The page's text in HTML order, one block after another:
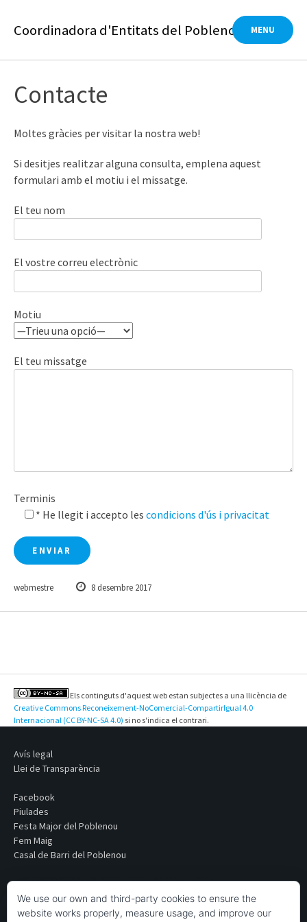
Coordinadora d'Entitats del Poblenou MENU
Contacte
Moltes gràcies per visitar la nostra web!
Si desitjes realitzar alguna consulta, emplena aquest
formulari amb el motiu i el missatge.
El teu nom
El vostre correu electrònic
Motiu
El teu missatge
Terminis
* He llegit i accepto les condicions d'ús i privacitat
webmestre 8 desembre 2017
Els continguts d'aquest web estan subjectes a una llicència de
Creative Commons Reconeixement-NoComercial-CompartirIgual 4.0
Internacional (CC BY-NC-SA 4.0) si no s'indica el contrari.
Avís legal
Llei de Transparència
Facebook
Piulades
Festa Major del Poblenou
Fem Maig
Casal de Barri del Poblenou
We use our own and third-party cookies to ensure the
website works properly, measure usage, and improve our